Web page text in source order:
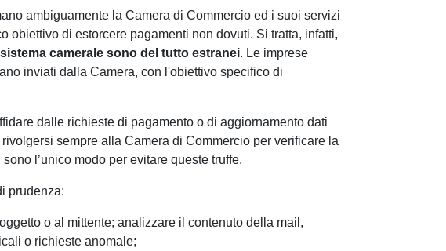
ambiguamente la Camera di Commercio ed i suoi servizi
obiettivo di estorcere pagamenti non dovuti. Si tratta, infatti,
camerale sono del tutto estranei. Le imprese
inviati dalla Camera, con l'obiettivo specifico di
dalle richieste di pagamento o di aggiornamento dati
sempre alla Camera di Commercio per verificare la
l’unico modo per evitare queste truffe.
prudenza:
o al mittente; analizzare il contenuto della mail,
o richieste anomale;